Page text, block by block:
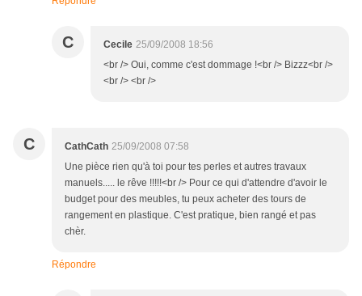
C Cecile 25/09/2008 18:56
<br /> Oui, comme c'est dommage !<br /> Bizzz<br />
<br /> <br />
C CathCath 25/09/2008 07:58
Une pièce rien qu'à toi pour tes perles et autres travaux
manuels..... le rêve !!!!!<br /> Pour ce qui d'attendre d'avoir le
budget pour des meubles, tu peux acheter des tours de
rangement en plastique. C'est pratique, bien rangé et pas
chèr.
Répondre